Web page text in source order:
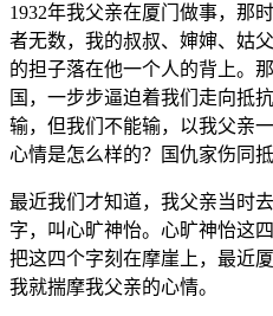
1932年我父亲在厦门做事，那
者无数，我的叔叔、婶婶、姑
的担子落在他一个人的背上。
国，一步步逼迫着我们走向抵
输，但我们不能输，以我父亲
心情是怎么样的？国仇家伤同抵
最近我们才知道，我父亲当时
字，叫心旷神怡。心旷神怡这
把这四个字刻在摩崖上，最近
我就揣摩我父亲的心情。